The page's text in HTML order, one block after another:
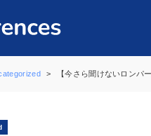
【今さら聞けないロンパ